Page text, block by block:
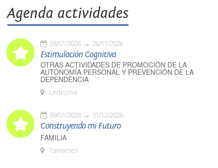
Agenda actividades
08/01/2026 26/11/2026
Estimulación Cognitiva
OTRAS ACTIVIDADES DE PROMOCIÓN DE LA
AUTONOMÍA PERSONAL Y PREVENCIÓN DE LA
DEPENDENCIA
Ledesma
09/01/2026 31/12/2026
Construyendo mi Futuro
FAMILIA
Tamames